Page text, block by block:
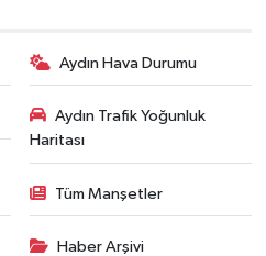
Aydın Hava Durumu
Aydın Trafik Yoğunluk
Haritası
Tüm Manşetler
Haber Arşivi